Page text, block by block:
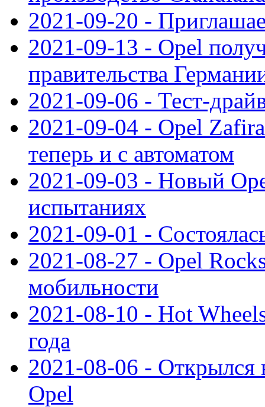
2021-09-20 -
2021-09-13 - Opel
правительства
2021-09-06 - Тест-
2021-09-04 - Opel
теперь и с автоматом
2021-09-03 - Новый
испытаниях
2021-09-01 -
2021-08-27 - Opel
мобильности
2021-08-10 - Hot
года
2021-08-06 - Открылся
Opel